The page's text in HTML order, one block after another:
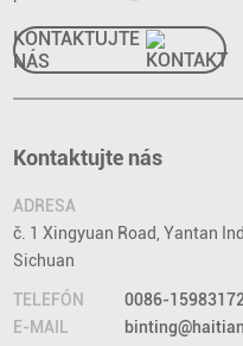
KONTAKTUJTE
NÁS
Kontaktujte nás
ADRESA
č. 1 Xingyuan Road, Yantan
Sichuan
TELEFÓN
0086-
E-MAIL